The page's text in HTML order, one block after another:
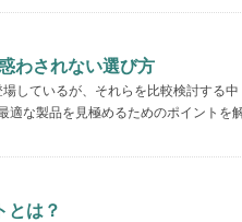
わされない選び方
しているが、それらを比較検討する中
適な製品を見極めるためのポイントを
とは？